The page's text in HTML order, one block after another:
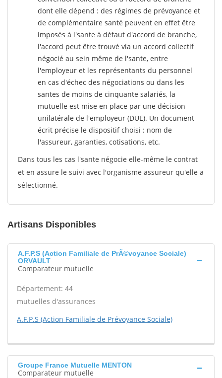
dont elle dépend : des régimes de prévoyance et
de complémentaire santé peuvent en effet être
imposés à l'sante à défaut d'accord de branche,
l'accord peut être trouvé via un accord collectif
négocié au sein même de l'sante, entre
l'employeur et les représentants du personnel
en cas d'échec des négociations ou dans les
santes de moins de cinquante salariés, la
mutuelle est mise en place par une décision
unilatérale de l'employeur (DUE). Un document
écrit précise le dispositif choisi : nom de
l'assureur, garanties, cotisations, etc.
Dans tous les cas l'sante négocie elle-même le contrat
et en assure le suivi avec l'organisme assureur qu'elle a
sélectionné.
Artisans Disponibles
A.F.P.S (Action Familiale de PrÃ©voyance Sociale)
ORVAULT
Comparateur mutuelle
Département: 44
mutuelles d'assurances
A.F.P.S (Action Familiale de Prévoyance Sociale)
Groupe France Mutuelle MENTON
Comparateur mutuelle